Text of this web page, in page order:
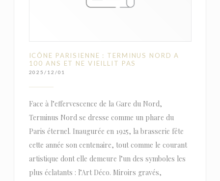
ICÔNE PARISIENNE : TERMINUS NORD A
100 ANS ET NE VIEILLIT PAS
2025/12/01
Face à l’effervescence de la Gare du Nord,
Terminus Nord se dresse comme un phare du
Paris éternel. Inaugurée en 1925, la brasserie fête
cette année son centenaire, tout comme le courant
artistique dont elle demeure l’un des symboles les
plus éclatants : l’Art Déco. Miroirs gravés,